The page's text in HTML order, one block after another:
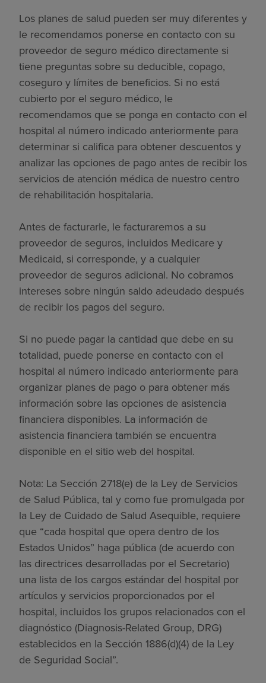
Los planes de salud pueden ser muy diferentes y
le recomendamos ponerse en contacto con su
proveedor de seguro médico directamente si
tiene preguntas sobre su deducible, copago,
coseguro y límites de beneficios. Si no está
cubierto por el seguro médico, le
recomendamos que se ponga en contacto con el
hospital al número indicado anteriormente para
determinar si califica para obtener descuentos y
analizar las opciones de pago antes de recibir los
servicios de atención médica de nuestro centro
de rehabilitación hospitalaria.
Antes de facturarle, le facturaremos a su
proveedor de seguros, incluidos Medicare y
Medicaid, si corresponde, y a cualquier
proveedor de seguros adicional. No cobramos
intereses sobre ningún saldo adeudado después
de recibir los pagos del seguro.
Si no puede pagar la cantidad que debe en su
totalidad, puede ponerse en contacto con el
hospital al número indicado anteriormente para
organizar planes de pago o para obtener más
información sobre las opciones de asistencia
financiera disponibles. La información de
asistencia financiera también se encuentra
disponible en el sitio web del hospital.
Nota: La Sección 2718(e) de la Ley de Servicios
de Salud Pública, tal y como fue promulgada por
la Ley de Cuidado de Salud Asequible, requiere
que “cada hospital que opera dentro de los
Estados Unidos” haga pública (de acuerdo con
las directrices desarrolladas por el Secretario)
una lista de los cargos estándar del hospital por
artículos y servicios proporcionados por el
hospital, incluidos los grupos relacionados con el
diagnóstico (Diagnosis-Related Group, DRG)
establecidos en la Sección 1886(d)(4) de la Ley
de Seguridad Social”.